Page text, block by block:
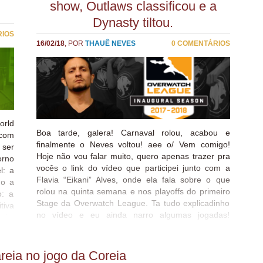
POVs de jogadores, e estatísticas em tempo real. Seu
dos bastidores. No Estágio 3, isso será feito na forma de
na qual um jogador da Overwatch League dará sua própria
a
a
a
show, Outlaws classificou e a
Dynasty tiltou.
16/02/18, POR THAUÊ NEVES 0 COMENTÁRIOS
Boa tarde, galera! Carnaval rolou, acabou e
finalmente o Neves voltou! aee o/ Vem comigo!
Hoje não vou falar muito, quero apenas trazer pra
vocês o link do vídeo que participei junto com a
Flavia “Eikani” Alves, onde ela fala sobre o que
rolou na quinta semana e nos playoffs do primeiro
Stage da Overwatch League. Ta tudo explicadinho
no vídeo e eu ainda narro algumas jogadas!
Overwatch League E aí, o que acharam desse
no jogo da Coreia